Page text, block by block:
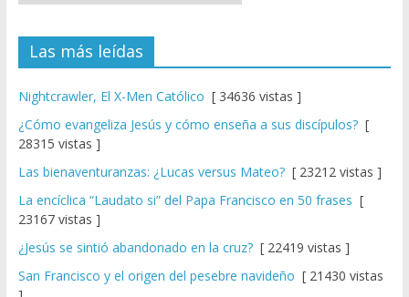
Las más leídas
Nightcrawler, El X-Men Católico [ 34636 vistas ]
¿Cómo evangeliza Jesús y cómo enseña a sus discípulos?[
28315 vistas ]
Las bienaventuranzas: ¿Lucas versus Mateo?[ 23212 vistas ]
La encíclica “Laudato si” del Papa Francisco en 50 frases [
23167 vistas ]
¿Jesús se sintió abandonado en la cruz?[ 22419 vistas ]
San Francisco y el origen del pesebre navideño [ 21430 vistas